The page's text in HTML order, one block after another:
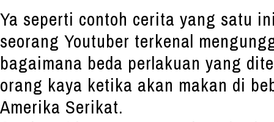
Ya seperti contoh cerita yang satu
seorang Youtuber terkenal
bagaimana beda perlakuan yang
orang kaya ketika akan makan di
Amerika Serikat.